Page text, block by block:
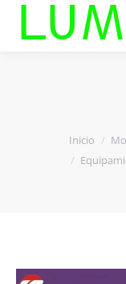
Estás aquí:Inicio